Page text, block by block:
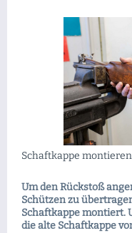
Schaftkappe
Um den Rückstoß
Schützen zu
Schaftkappe montiert.
die alte Schaftkappe